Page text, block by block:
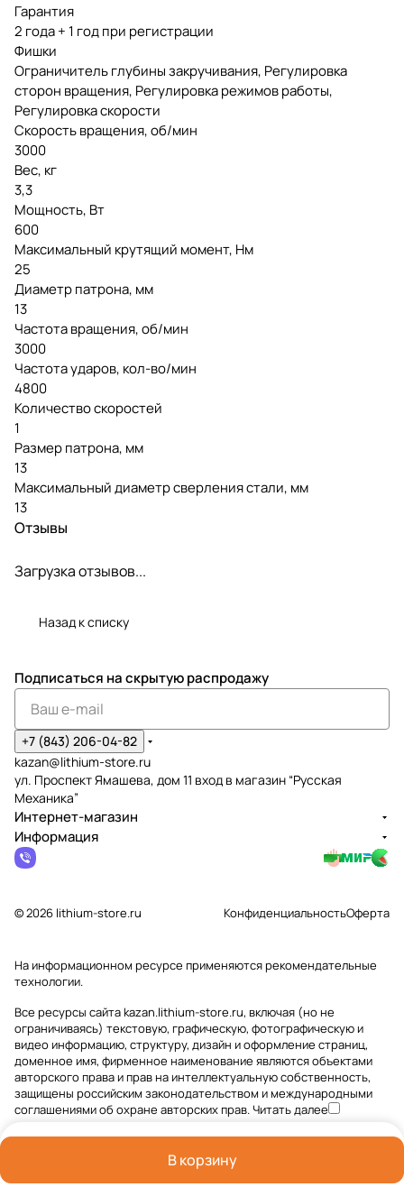
Гарантия
2 года + 1 год при регистрации
Фишки
Ограничитель глубины закручивания, Регулировка
сторон вращения, Регулировка режимов работы,
Регулировка скорости
Скорость вращения, об/мин
3000
Вес, кг
3,3
Мощность, Вт
600
Максимальный крутящий момент, Нм
25
Диаметр патрона, мм
13
Частота вращения, об/мин
3000
Частота ударов, кол-во/мин
4800
Количество скоростей
1
Размер патрона, мм
13
Максимальный диаметр сверления стали, мм
13
Отзывы
Загрузка отзывов...
Назад к списку
В корзину
Подписаться на скрытую распродажу
+7 (843) 206-04-82
kazan@lithium-store.ru
ул. Проспект Ямашева, дом 11 вход в магазин “Русская
Механика”
Интернет-магазин
Информация
© 2026 lithium-store.ru КонфиденциальностьОферта
На информационном ресурсе применяютсярекомендательные
технологии.
Все ресурсы сайта kazan.lithium-store.ru, включая (но не
ограничиваясь) текстовую, графическую, фотографическую и
видео информацию, структуру, дизайн и оформление страниц,
доменное имя, фирменное наименование являются объектами
авторского права и прав на интеллектуальную собственность,
защищены российским законодательством и международными
соглашениями об охране авторских прав.Читать далее